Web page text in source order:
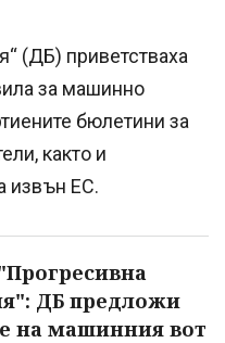
(ДБ) приветстваха
за машинно
бюлетини за
както и
извън ЕС.
ДБ предложи
на машинния вот